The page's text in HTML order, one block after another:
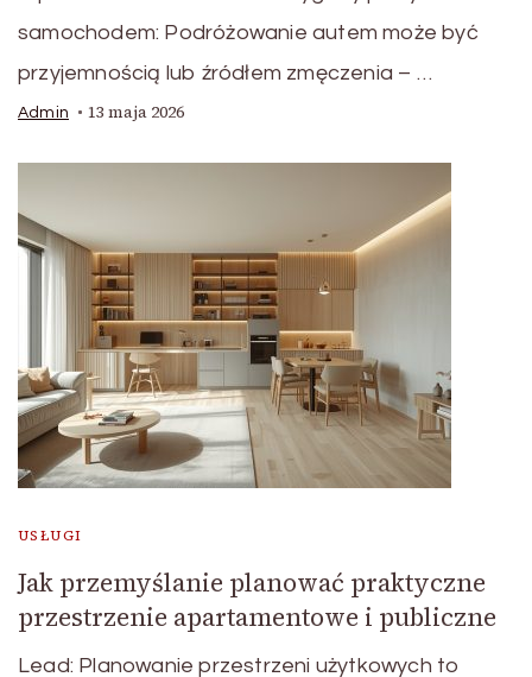
samochodem: Podróżowanie autem może być
przyjemnością lub źródłem zmęczenia – …
Admin 13 maja 2026
USŁUGI
Jak przemyślanie planować praktyczne
przestrzenie apartamentowe i publiczne
Lead: Planowanie przestrzeni użytkowych to